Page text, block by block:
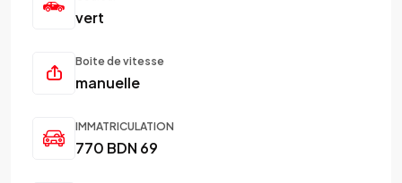
vert
Boite de vitesse
manuelle
IMMATRICULATION
770 BDN 69